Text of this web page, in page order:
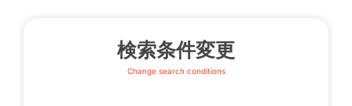
検索条件変更
Change search conditions